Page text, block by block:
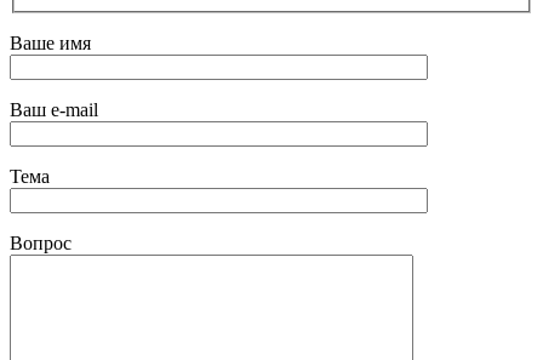
Ваше имя
Ваш e-mail
Тема
Вопрос